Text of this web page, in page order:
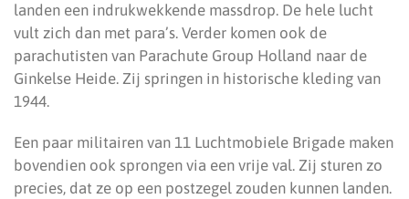
landen een indrukwekkende massdrop. De hele lucht
vult zich dan met para’s. Verder komen ook de
parachutisten van Parachute Group Holland naar de
Ginkelse Heide. Zij springen in historische kleding van
1944.
Een paar militairen van 11 Luchtmobiele Brigade maken
bovendien ook sprongen via een vrije val. Zij sturen zo
precies, dat ze op een postzegel zouden kunnen landen.